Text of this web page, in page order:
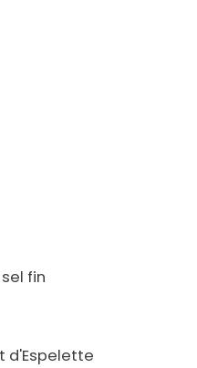
fin
d'Espelette